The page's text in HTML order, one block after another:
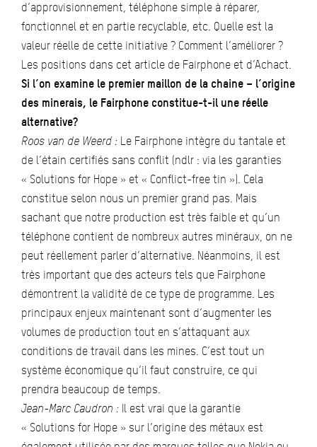
d’approvisionnement, téléphone simple à réparer,
fonctionnel et en partie recyclable, etc. Quelle est la
valeur réelle de cette initiative ? Comment l’améliorer ?
Les positions dans cet article de Fairphone et d’Achact.
Si l’on examine le premier maillon de la chaine – l’origine
des minerais, le Fairphone constitue-t-il une réelle
alternative?
Roos van de Weerd : Le Fairphone intègre du tantale et
de l’étain certifiés sans conflit (ndlr : via les garanties
« Solutions for Hope » et « Conflict-free tin »). Cela
constitue selon nous un premier grand pas. Mais
sachant que notre production est très faible et qu’un
téléphone contient de nombreux autres minéraux, on ne
peut réellement parler d’alternative. Néanmoins, il est
très important que des acteurs tels que Fairphone
démontrent la validité de ce type de programme. Les
principaux enjeux maintenant sont d’augmenter les
volumes de production tout en s’attaquant aux
conditions de travail dans les mines. C’est tout un
système économique qu’il faut construire, ce qui
prendra beaucoup de temps.
Jean-Marc Caudron : Il est vrai que la garantie
« Solutions for Hope » sur l’origine des métaux est